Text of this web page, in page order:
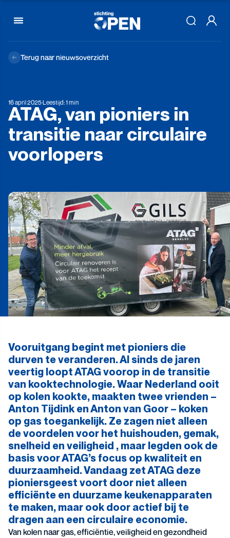
Terug naar nieuwsoverzicht
16 april 2025·Leestijd: 1 min
ATAG,van pioniers in
transitie naar circulaire
voorlopers
Vooruitgang begint met pioniers die
durven te veranderen. Al sinds de jaren
veertig loopt ATAG voorop in de transitie
van kooktechnologie. Waar Nederland ooit
op kolen kookte, maakten twee vrienden –
Anton Tijdink en Anton van Goor – koken
op gas toegankelijk. Ze zagen niet alleen
de voordelen voor het huishouden, gemak,
snelheid en veiligheid , maar legden ook de
basis voor ATAG’s focus op kwaliteit en
duurzaamheid. Vandaag zet ATAG deze
pioniersgeest voort door niet alleen
efficiënte en duurzame keukenapparaten
te maken, maar ook door actief bij te
dragen aan een circulaire economie.
Van kolen naar gas, efficiëntie, veiligheid en gezondheid